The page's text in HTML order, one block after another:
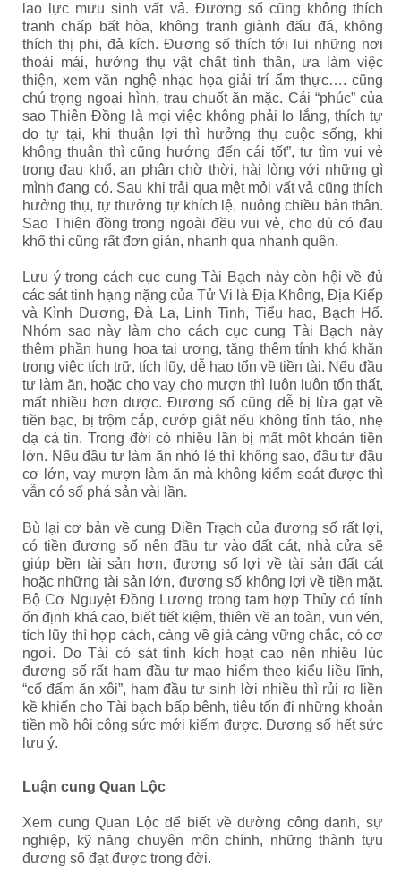
lao lực mưu sinh vất vả. Đương số cũng không thích
tranh chấp bất hòa, không tranh giành đấu đá, không
thích thị phi, đả kích. Đương số thích tới lui những nơi
thoải mái, hưởng thụ vật chất tinh thần, ưa làm việc
thiện, xem văn nghệ nhạc họa giải trí ẩm thực…. cũng
chú trọng ngoại hình, trau chuốt ăn mặc. Cái “phúc” của
sao Thiên Đồng là mọi việc không phải lo lắng, thích tự
do tự tại, khi thuận lợi thì hưởng thụ cuộc sống, khi
không thuận thì cũng hướng đến cái tốt”, tự tìm vui vẻ
trong đau khổ, an phận chờ thời, hài lòng với những gì
mình đang có. Sau khi trải qua mệt mỏi vất vả cũng thích
hưởng thụ, tự thưởng tự khích lệ, nuông chiều bản thân.
Sao Thiên đồng trong ngoài đều vui vẻ, cho dù có đau
khổ thì cũng rất đơn giản, nhanh qua nhanh quên.
Lưu ý trong cách cục cung Tài Bạch này còn hội về đủ
các sát tinh hạng nặng của Tử Vi là Địa Không, Địa Kiếp
và Kình Dương, Đà La, Linh Tinh, Tiểu hao, Bạch Hổ.
Nhóm sao này làm cho cách cục cung Tài Bạch này
thêm phần hung họa tai ương, tăng thêm tính khó khăn
trong việc tích trữ, tích lũy, dễ hao tổn về tiền tài. Nếu đầu
tư làm ăn, hoặc cho vay cho mượn thì luôn luôn tổn thất,
mất nhiều hơn được. Đương số cũng dễ bị lừa gạt về
tiền bạc, bị trộm cắp, cướp giật nếu không tỉnh táo, nhẹ
dạ cả tin. Trong đời có nhiều lần bị mất một khoản tiền
lớn. Nếu đầu tư làm ăn nhỏ lẻ thì không sao, đầu tư đầu
cơ lớn, vay mượn làm ăn mà không kiểm soát được thì
vẫn có số phá sản vài lần.
Bù lại cơ bản về cung Điền Trạch của đương số rất lợi,
có tiền đương số nên đầu tư vào đất cát, nhà cửa sẽ
giúp bền tài sản hơn, đương số lợi về tài sản đất cát
hoặc những tài sản lớn, đương số không lợi về tiền mặt.
Bộ Cơ Nguyệt Đồng Lương trong tam hợp Thủy có tính
ổn định khá cao, biết tiết kiệm, thiên về an toàn, vun vén,
tích lũy thì hợp cách, càng về già càng vững chắc, có cơ
ngơi. Do Tài có sát tinh kích hoạt cao nên nhiều lúc
đương số rất ham đầu tư mạo hiểm theo kiểu liều lĩnh,
“cố đấm ăn xôi”, ham đầu tư sinh lời nhiều thì rủi ro liền
kề khiến cho Tài bạch bấp bênh, tiêu tốn đi những khoản
tiền mồ hôi công sức mới kiếm được. Đương số hết sức
lưu ý.
Luận cung Quan Lộc
Xem cung Quan Lộc để biết về đường công danh, sự
nghiệp, kỹ năng chuyên môn chính, những thành tựu
đương số đạt được trong đời.